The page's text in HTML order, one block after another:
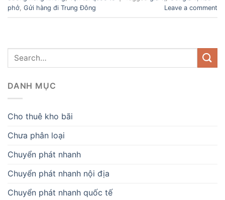
phở, Gửi hàng đi Trung Đông Leave a comment
DANH MỤC
Cho thuê kho bãi
Chưa phân loại
Chuyển phát nhanh
Chuyển phát nhanh nội địa
Chuyển phát nhanh quốc tế